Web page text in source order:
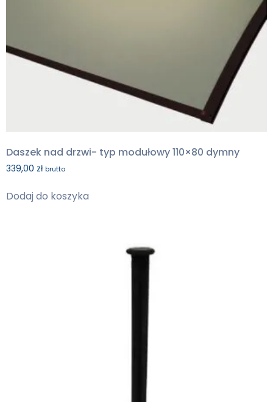
Daszek nad drzwi- typ modułowy 110×80 dymny
339,00 zł brutto
Dodaj do koszyka